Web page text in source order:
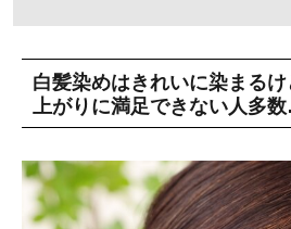
白髪染めはきれいに染まる
上がりに満足できない人多